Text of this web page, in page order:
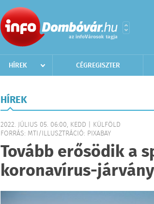
HÍREK CÉGREGISZTER
HÍREK
2022. JÚLIUS 05. 06:00, KEDD | KÜLFÖLD
FORRÁS: MTI/ILLUSZTRÁCIÓ: PIXABAY
Tovább erősödik a
koronavírus-